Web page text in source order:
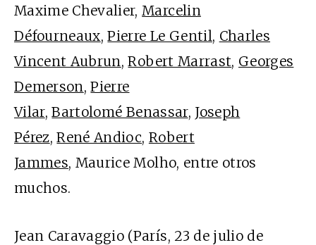
Maxime Chevalier,Marcelin
Défourneaux,Pierre Le Gentil, Charles
Vincent Aubrun,Robert Marrast, Georges
Demerson,Pierre
Vilar,Bartolomé Benassar, Joseph
Pérez,René Andioc, Robert
Jammes, Maurice Molho, entre otros
muchos.
Jean Caravaggio (París, 23 de julio de